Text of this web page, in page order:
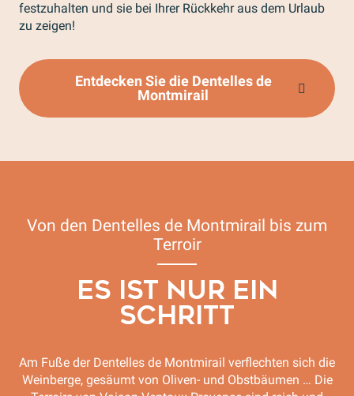
festzuhalten und sie bei Ihrer Rückkehr aus dem Urlaub
zu zeigen!
Entdecken Sie die Dentelles de
Montmirail
Von den Dentelles de Montmirail bis zum
Terroir
ES IST NUR EIN
SCHRITT
Am Fuße der Dentelles de Montmirail verflechten sich die
Weinberge, gesäumt von Oliven- und Obstbäumen … Die